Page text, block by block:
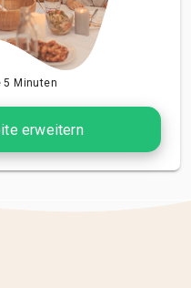
5 Minuten
erweitern